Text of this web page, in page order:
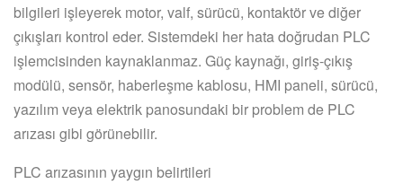
bilgileri işleyerek motor, valf, sürücü, kontaktör ve diğer
çıkışları kontrol eder. Sistemdeki her hata doğrudan PLC
işlemcisinden kaynaklanmaz. Güç kaynağı, giriş-çıkış
modülü, sensör, haberleşme kablosu, HMI paneli, sürücü,
yazılım veya elektrik panosundaki bir problem de PLC
arızası gibi görünebilir.
PLC arızasının yaygın belirtileri